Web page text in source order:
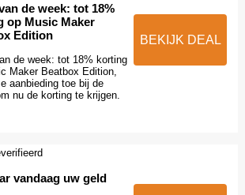
de week: tot 18%
op Music Maker
Edition
de week: tot 18% korting
Maker Beatbox Edition,
aanbieding toe bij de
nu de korting te krijgen.
BEKIJK DEAL
vandaag uw geld